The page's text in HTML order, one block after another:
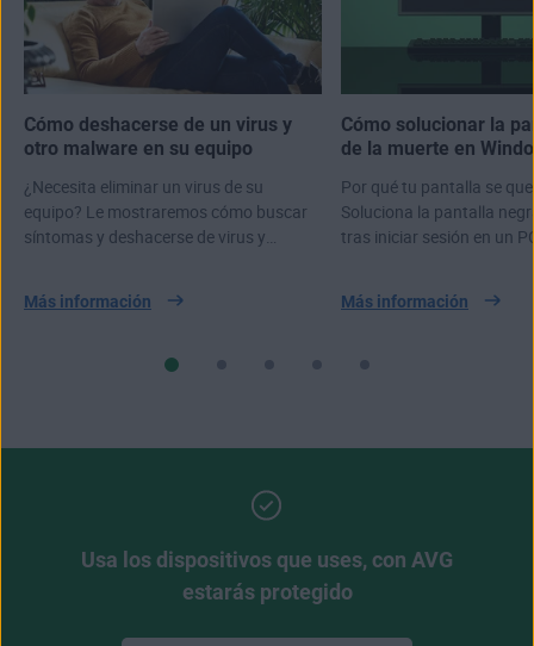
Cómo deshacerse de un virus y
otro malware en su equipo
¿Necesita eliminar un virus de su
equipo? Le mostraremos cómo buscar
síntomas y deshacerse de virus y
Más información
Cómo solucionar la
de la muerte en
Por qué tu pantalla se
Soluciona la pantalla
tras iniciar sesión en un
Más información
Usa los dispositivos que uses, con AVG
estarás protegido